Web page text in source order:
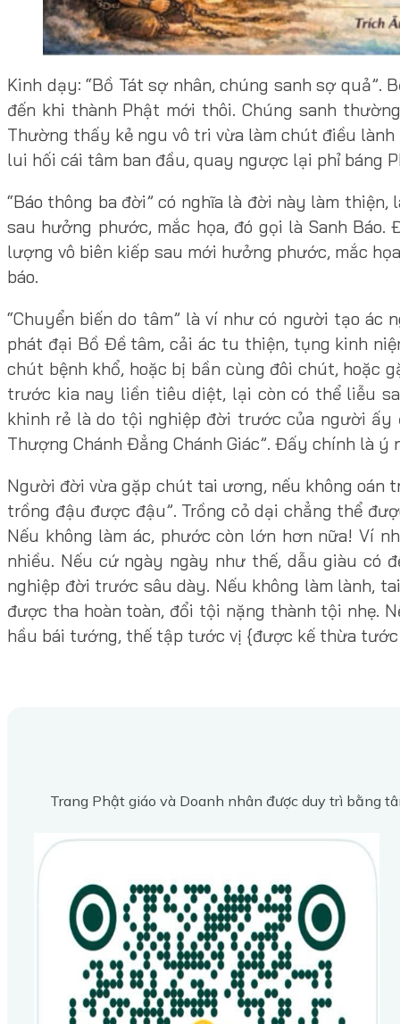
Kinh dạy: “Bồ Tát sợ nhân, chúng sanh sợ
đến khi thành Phật mới thôi. Chúng sanh
Thường thấy kẻ ngu vô tri vừa làm chút điều lành
lui hối cái tâm ban đầu, quay ngược lại phỉ báng
“Báo thông ba đời” có nghĩa là đời này làm
sau hưởng phước, mắc họa, đó gọi là Sanh
lượng vô biên kiếp sau mới hưởng phước, mắc
báo.
“Chuyển biến do tâm” là ví như có người tạo ác
phát đại Bồ Đề tâm, cải ác tu thiện, tụng kinh
chút bệnh khổ, hoặc bị bần cùng đôi chút, hoặc
trước kia nay liền tiêu diệt, lại còn có thể liễu
khinh rẻ là do tội nghiệp đời trước của người
Thượng Chánh Đẳng Chánh Giác”. Đấy chính là ý
Người đời vừa gặp chút tai ương, nếu không oán
trồng đậu được đậu”. Trồng cỏ dại chẳng thể
Nếu không làm ác, phước còn lớn hơn nữa! Ví
nhiều. Nếu cứ ngày ngày như thế, dẫu giàu có
nghiệp đời trước sâu dày. Nếu không làm lành,
được tha hoàn toàn, đổi tội nặng thành tội nhẹ.
hầu bái tướng, thế tập tước vị {được kế thừa
Trang Phật giáo và Doanh nhân được duy trì bằng